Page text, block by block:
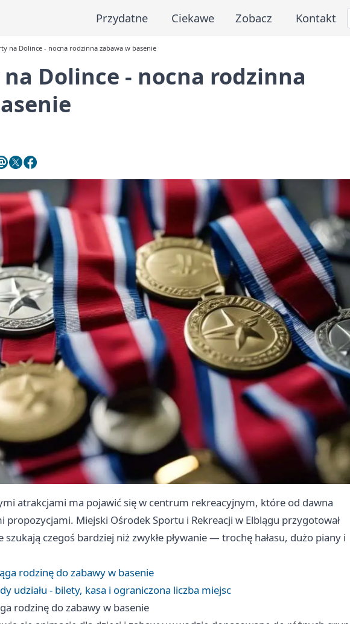
Przydatne Ciekawe Zobacz Kontakt
na Dolince - nocna rodzinna zabawa w basenie
Dolince - nocna rodzinna
atrakcjami ma pojawić się w centrum rekreacyjnym, które od dawna
propozycjami. Miejski Ośrodek Sportu i Rekreacji w Elblągu przygotował
czegoś bardziej niż zwykłe pływanie — trochę hałasu, dużo piany i
rodzinę do zabawy w basenie
udziału - bilety, kasa i ograniczona liczba miejsc
rodzinę do zabawy w basenie